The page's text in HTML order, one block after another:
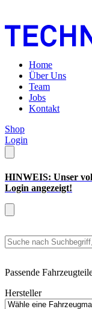
Home
Über Uns
Team
Jobs
Kontakt
Shop
Login
HINWEIS: Unser
Login angezeigt!
Passende
Hersteller